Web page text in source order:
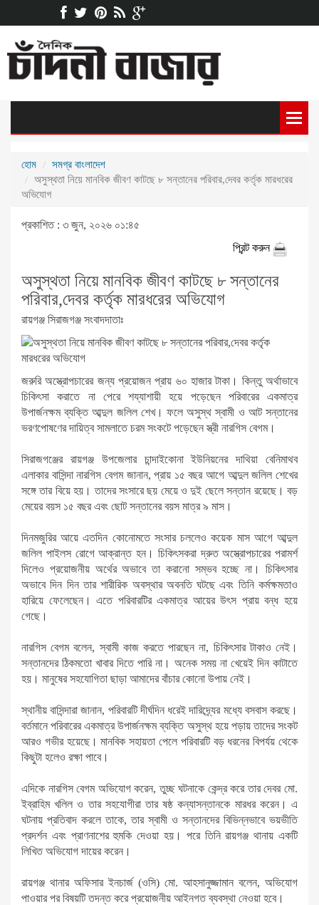
হোম
সমগ্র বাংলাদেশ
অসুস্থতা নিয়ে মানবিক জীবণ কাটছে ৮ সন্তানের পরিবার,দেবর কর্তৃক মারধরের
অভিযোগ
প্রকাশিত : ৩ জুন, ২০২৬ ০১:৪৫
প্রিন্ট করুন
অসুস্থতা নিয়ে মানবিক জীবণ কাটছে ৮ সন্তানের
পরিবার,দেবর কর্তৃক মারধরের অভিযোগ
রায়গঞ্জ সিরাজগঞ্জ সংবাদদাতাঃ
জরুরি অস্ত্রোপচারের জন্য প্রয়োজন প্রায় ৬০ হাজার টাকা। কিন্তু অর্থাভাবে
চিকিৎসা করাতে না পেরে শয্যাশায়ী হয়ে পড়েছেন পরিবারের একমাত্র
উপার্জনক্ষম ব্যক্তি আব্দুল জলিল শেখ। ফলে অসুস্থ স্বামী ও আট সন্তানের
ভরণপোষণের দায়িত্ব সামলাতে চরম সংকটে পড়েছেন স্ত্রী নারগিস বেগম।
সিরাজগঞ্জের রায়গঞ্জ উপজেলার চান্দাইকোনা ইউনিয়নের দাথিয়া বেনিমাথব
এলাকার বাসিন্দা নারগিস বেগম জানান, প্রায় ১৫ বছর আগে আব্দুল জলিল শেখের
সঙ্গে তার বিয়ে হয়। তাদের সংসারে ছয় মেয়ে ও দুই ছেলে সন্তান রয়েছে। বড়
মেয়ের বয়স ১৫ বছর এবং ছোট সন্তানের বয়স মাত্র ৯ মাস।
দিনমজুরির আয়ে এতদিন কোনোমতে সংসার চললেও কয়েক মাস আগে আব্দুল
জলিল পাইলস রোগে আক্রান্ত হন। চিকিৎসকরা দ্রুত অস্ত্রোপচারের পরামর্শ
দিলেও প্রয়োজনীয় অর্থের অভাবে তা করানো সম্ভব হচ্ছে না। চিকিৎসার
অভাবে দিন দিন তার শারীরিক অবস্থার অবনতি ঘটছে এবং তিনি কর্মক্ষমতাও
হারিয়ে ফেলেছেন। এতে পরিবারটির একমাত্র আয়ের উৎস প্রায় বন্ধ হয়ে
গেছে।
নারগিস বেগম বলেন, স্বামী কাজ করতে পারছেন না, চিকিৎসার টাকাও নেই।
সন্তানদের ঠিকমতো খাবার দিতে পারি না। অনেক সময় না খেয়েই দিন কাটাতে
হয়। মানুষের সহযোগিতা ছাড়া আমাদের বাঁচার কোনো উপায় নেই।
স্থানীয় বাসিন্দারা জানান, পরিবারটি দীর্ঘদিন ধরেই দারিদ্র্যের মধ্যে বসবাস করছে।
বর্তমানে পরিবারের একমাত্র উপার্জনক্ষম ব্যক্তি অসুস্থ হয়ে পড়ায় তাদের সংকট
আরও গভীর হয়েছে। মানবিক সহায়তা পেলে পরিবারটি বড় ধরনের বিপর্যয় থেকে
কিছুটা হলেও রক্ষা পাবে।
এদিকে নারগিস বেগম অভিযোগ করেন, তুচ্ছ ঘটনাকে কেন্দ্র করে তার দেবর মো.
ইব্রাহিম খলিল ও তার সহযোগীরা তার ষষ্ঠ কন্যাসন্তানকে মারধর করেন। এ
ঘটনায় প্রতিবাদ করলে তাকে, তার স্বামী ও সন্তানদের বিভিন্নভাবে ভয়ভীতি
প্রদর্শন এবং প্রাণনাশের হুমকি দেওয়া হয়। পরে তিনি রায়গঞ্জ থানায় একটি
লিখিত অভিযোগ দায়ের করেন।
রায়গঞ্জ থানার অফিসার ইনচার্জ (ওসি) মো. আহসানুজ্জামান বলেন, অভিযোগ
পাওয়ার পর বিষয়টি তদন্ত করে প্রয়োজনীয় আইনগত ব্যবস্থা নেওয়া হবে।